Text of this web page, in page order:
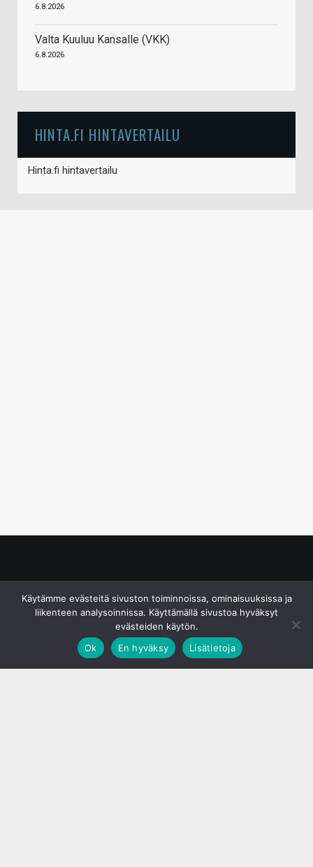
6.8.2026
Valta Kuuluu Kansalle (VKK)
6.8.2026
HINTA.FI HINTAVERTAILU
Hinta.fi hintavertailu
Käytämme evästeitä sivuston toiminnoissa, ominaisuuksissa ja
liikenteen analysoinnissa. Käyttämällä sivustoa hyväksyt
evästeiden käytön.
Ok
En hyväksy Lisätietoja